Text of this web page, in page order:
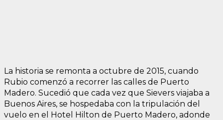
La historia se remonta a octubre de 2015, cuando
Rubio comenzó a recorrer las calles de Puerto
Madero. Sucedió que cada vez que Sievers viajaba a
Buenos Aires, se hospedaba con la tripulación del
vuelo en el Hotel Hilton de Puerto Madero, adonde